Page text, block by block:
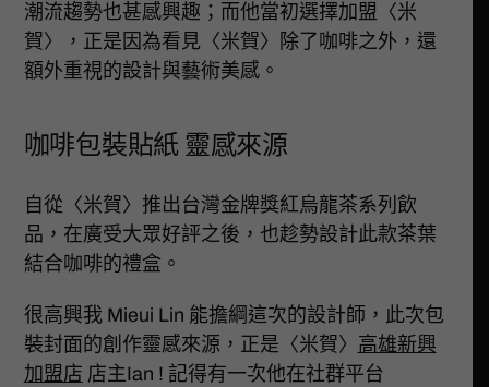
潮流趨勢也甚感興趣；而他當初選擇加盟〈米
賀〉，正是因為看見〈米賀〉除了咖啡之外，還
額外重視的設計與藝術美感。
咖啡包裝貼紙 靈感來源
自從〈米賀〉推出台灣金牌獎紅烏龍茶系列飲
品，在廣受大眾好評之後，也趁勢設計此款茶葉
結合咖啡的禮盒。
很高興我 Mieui Lin 能擔綱這次的設計師，此次包
裝封面的創作靈感來源，正是〈米賀〉 高雄新興
加盟店 店主Ian ! 記得有一次他在社群平台